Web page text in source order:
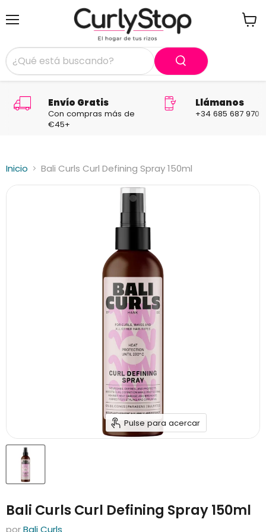
Envío Gratis
Con compras más de
€45+
Llámanos
+34 685 687 970
Inicio Bali Curls Curl Defining Spray 150ml
Pulse para acercar
Bali Curls Curl Defining Spray 150ml